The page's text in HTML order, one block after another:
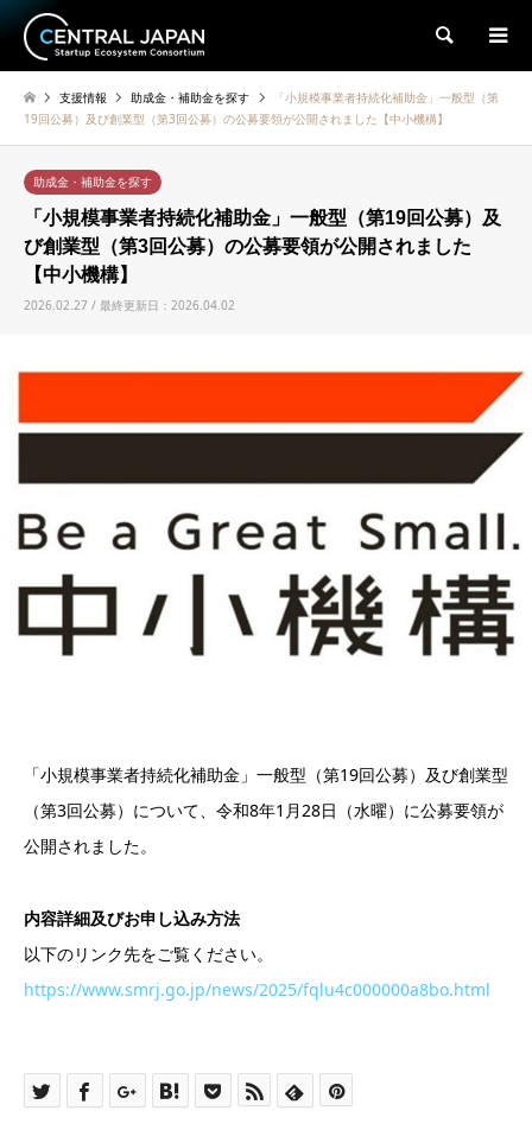
検索
支援情報 助成金・補助金を探す
「小規模事業者持続化補助金」一般型（第
19回公募）及び創業型（第3回公募）の公募要領が公開されました【中小機構】
助成金・補助金を探す
「小規模事業者持続化補助金」一般型（第19回公募）及
び創業型（第3回公募）の公募要領が公開されました
【中小機構】
2026.02.27 / 最終更新日：2026.04.02
「小規模事業者持続化補助金」一般型（第19回公募）及び創業型
（第3回公募）について、令和8年1月28日（水曜）に公募要領が
公開されました。
内容詳細及びお申し込み方法
以下のリンク先をご覧ください。
https://www.smrj.go.jp/news/2025/fqlu4c000000a8bo.html